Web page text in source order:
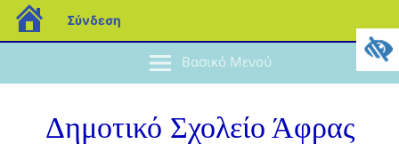
Βασικό Μενού
Δημοτικό Σχολείο Άφρας
Σύνδεση